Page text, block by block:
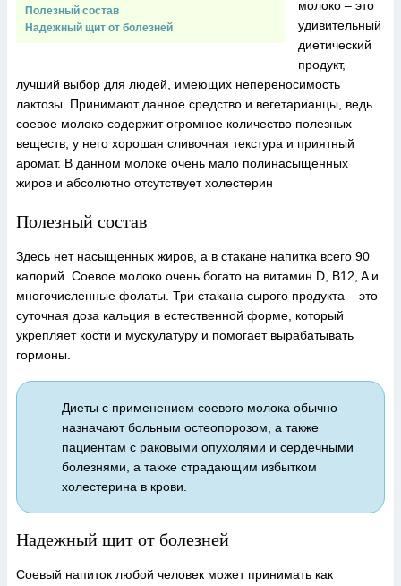
Полезный состав
Надежный щит от болезней
молоко – это
удивительный
диетический
продукт,
лучший выбор для людей, имеющих непереносимость
лактозы. Принимают данное средство и вегетарианцы, ведь
соевое молоко содержит огромное количество полезных
веществ, у него хорошая сливочная текстура и приятный
аромат. В данном молоке очень мало полинасыщенных
жиров и абсолютно отсутствует холестерин
Полезный состав
Здесь нет насыщенных жиров, а в стакане напитка всего 90
калорий. Соевое молоко очень богато на витамин D, B12, A и
многочисленные фолаты. Три стакана сырого продукта – это
суточная доза кальция в естественной форме, который
укрепляет кости и мускулатуру и помогает вырабатывать
гормоны.
Диеты с применением соевого молока обычно
назначают больным остеопорозом, а также
пациентам с раковыми опухолями и сердечными
болезнями, а также страдающим избытком
холестерина в крови.
Надежный щит от болезней
Соевый напиток любой человек может принимать как